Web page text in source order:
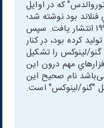
که در اوايل
بود نوشته شد؛
و اولين نسخه‌ي آن در سال ۱۹۹۱ انتشار يافت. سپس
کرده بود، در کنار
لينوکس را تشکيل
مهم درون اين
نام صحيح اين
"گنو/لينوکس" است.